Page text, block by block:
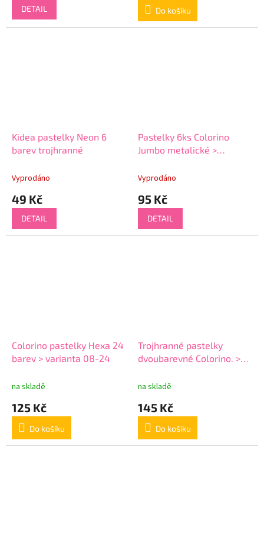
DETAIL Do košíku
Kidea pastelky Neon 6
barev trojhranné
Vyprodáno
49 Kč
DETAIL
Pastelky 6ks Colorino
Jumbo metalické >
Vyprodáno
95 Kč
DETAIL
Colorino pastelky Hexa 24
barev > varianta 08-24
na skladě
125 Kč
Do košíku
Trojhranné pastelky
dvoubarevné Colorino. >
trojhranné
na skladě
145 Kč
Do košíku